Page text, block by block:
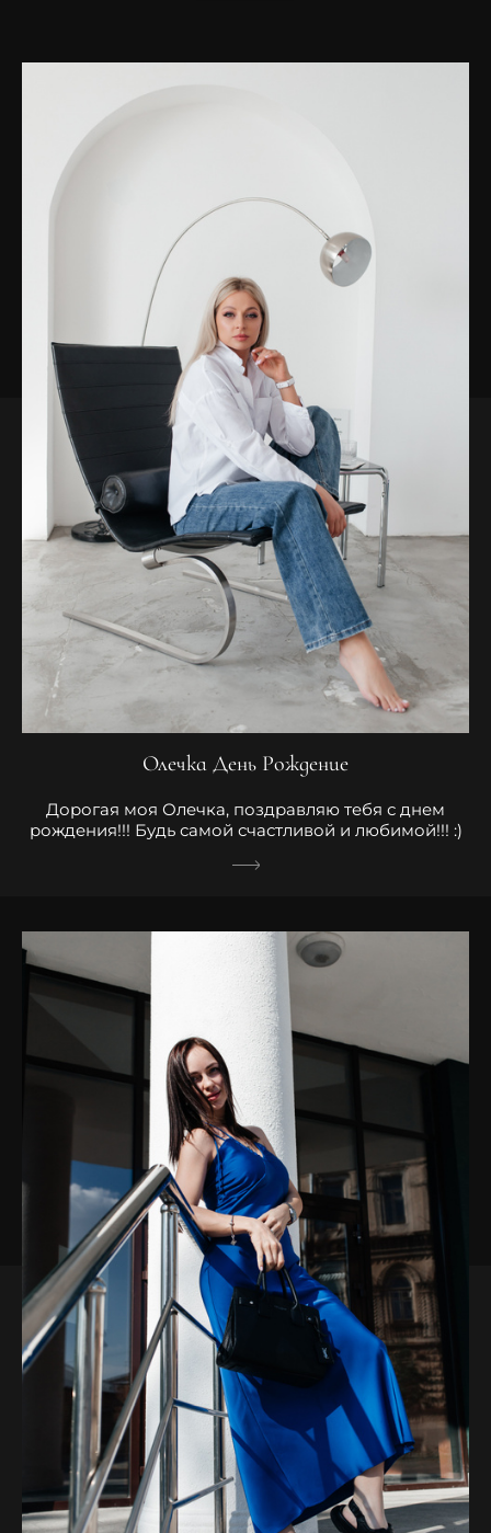
Олечка День Рождение
Дорогая моя Олечка, поздравляю тебя с днем
рождения!!! Будь самой счастливой и любимой!!! :)